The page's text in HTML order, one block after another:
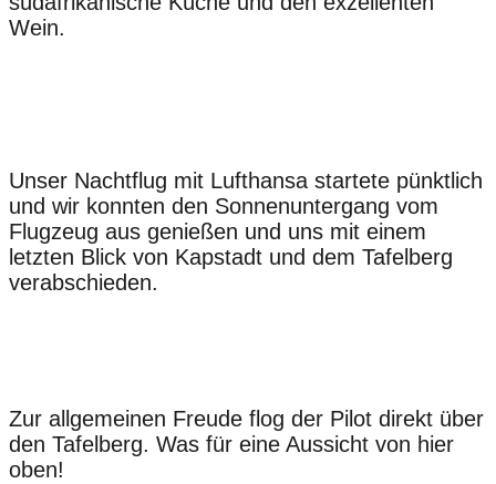
Wein.
Unser Nachtflug mit Lufthansa startete pünktlich
und wir konnten den Sonnenuntergang vom
Flugzeug aus genießen und uns mit einem
letzten Blick von Kapstadt und dem Tafelberg
verabschieden.
Zur allgemeinen Freude flog der Pilot direkt über
den Tafelberg. Was für eine Aussicht von hier
oben!